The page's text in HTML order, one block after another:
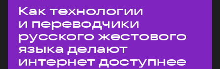
Как технологии
и переводчики
русского жестового
языка делают
интернет доступнее